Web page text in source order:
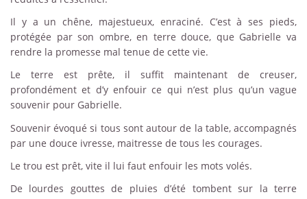
Il y a un chêne, majestueux, enraciné. C’est à ses pieds,
protégée par son ombre, en terre douce, que Gabrielle va
rendre la promesse mal tenue de cette vie.
Le terre est prête, il suffit maintenant de creuser,
profondément et d’y enfouir ce qui n’est plus qu’un vague
souvenir pour Gabrielle.
Souvenir évoqué si tous sont autour de la table, accompagnés
par une douce ivresse, maitresse de tous les courages.
Le trou est prêt, vite il lui faut enfouir les mots volés.
De lourdes gouttes de pluies d’été tombent sur la terre